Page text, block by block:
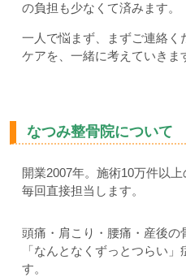
の負担も少なくて済みます。
一人で悩まず、まずご連絡く
ケアを、一緒に考えていきま
なつみ整骨院について
開業2007年。施術10万件以
毎回直接担当します。
頭痛・肩こり・腰痛・産後の
「なんとなくずっとつらい
す。